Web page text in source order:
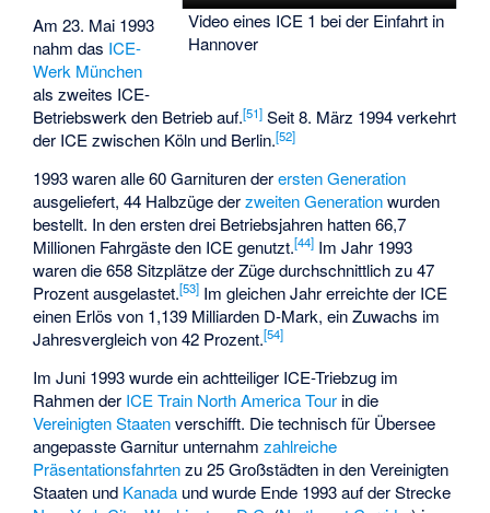
Video eines ICE 1 bei der Einfahrt in
Hannover
Am 23. Mai 1993
nahm das ICE-
Werk München
als zweites ICE-
Betriebswerk den Betrieb auf.[51] Seit 8. März 1994 verkehrt
der ICE zwischen Köln und Berlin.[52]
1993 waren alle 60 Garnituren derersten Generation
ausgeliefert, 44 Halbzüge derzweiten Generationwurden
bestellt. In den ersten drei Betriebsjahren hatten 66,7
Millionen Fahrgäste den ICE genutzt.[44] Im Jahr 1993
waren die 658 Sitzplätze der Züge durchschnittlich zu 47
Prozent ausgelastet.[53] Im gleichen Jahr erreichte der ICE
einen Erlös von 1,139 Milliarden D-Mark, ein Zuwachs im
Jahresvergleich von 42 Prozent.[54]
Im Juni 1993 wurde ein achtteiliger ICE-Triebzug im
Rahmen der ICE Train North America Tour in die
Vereinigten Staatenverschifft. Die technisch für Übersee
angepasste Garnitur unternahmzahlreiche
Präsentationsfahrtenzu 25 Großstädten in den Vereinigten
Staaten und Kanada und wurde Ende 1993 auf der Strecke